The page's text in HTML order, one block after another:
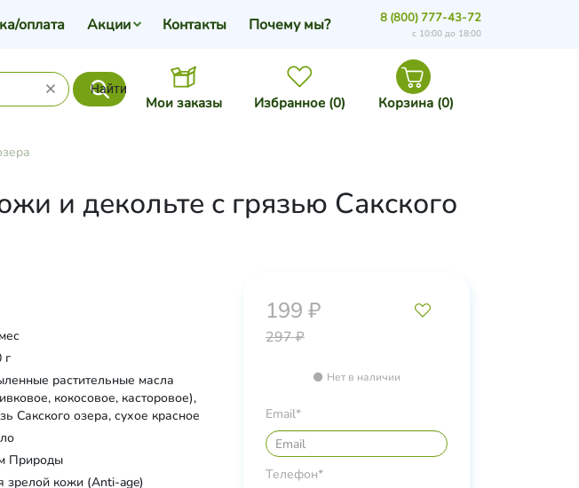
Найти
Мои заказы Избранное (0) Корзина (0)
оплата Акции Контакты Почему мы? 8 (800) 777-43-72
с 10:00 до 18:00
и декольте с грязью Сакского
г
растительные масла
кокосовое, касторовое),
Сакского озера, сухое красное
экстракты зеленого чая,
земляники, масла облепихи,
вечерней; пчелиный воск;
состав
Природы
зрелой кожи (Anti-age)
199 ₽
297 ₽
Нет в наличии
Email*
Телефон*